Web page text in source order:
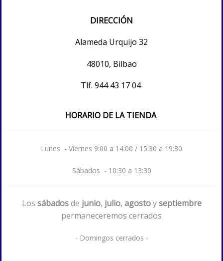
DIRECCIÓN
Alameda Urquijo 32
48010, Bilbao
Tlf. 944 43 17 04
HORARIO DE LA TIENDA
Lunes - Viernes 9:00 a 14:00 / 15:30 a 19:30
Sábados - 10:30 a 13:30
Los sábadosde junio, julio, agostoyseptiembre
permaneceremos cerrados
- Domingos cerrados -